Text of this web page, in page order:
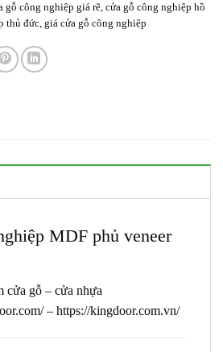
gỗ công nghiệp giá rẽ, cửa gỗ công nghiệp hồ
thủ đức, giá cửa gỗ công nghiệp
MDF phủ veneer
cửa gỗ – cửa nhựa
– https://kingdoor.com.vn/